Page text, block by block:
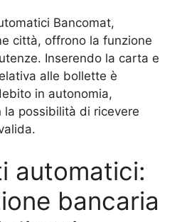
Bancomat,
città, offrono la funzione
Inserendo la carta e
alle bollette è
in autonomia,
possibilità di ricevere
automatici:
bancaria